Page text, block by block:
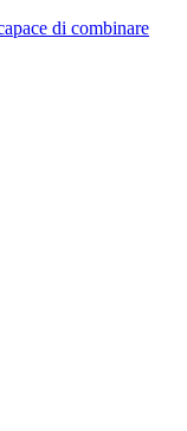
di combinare